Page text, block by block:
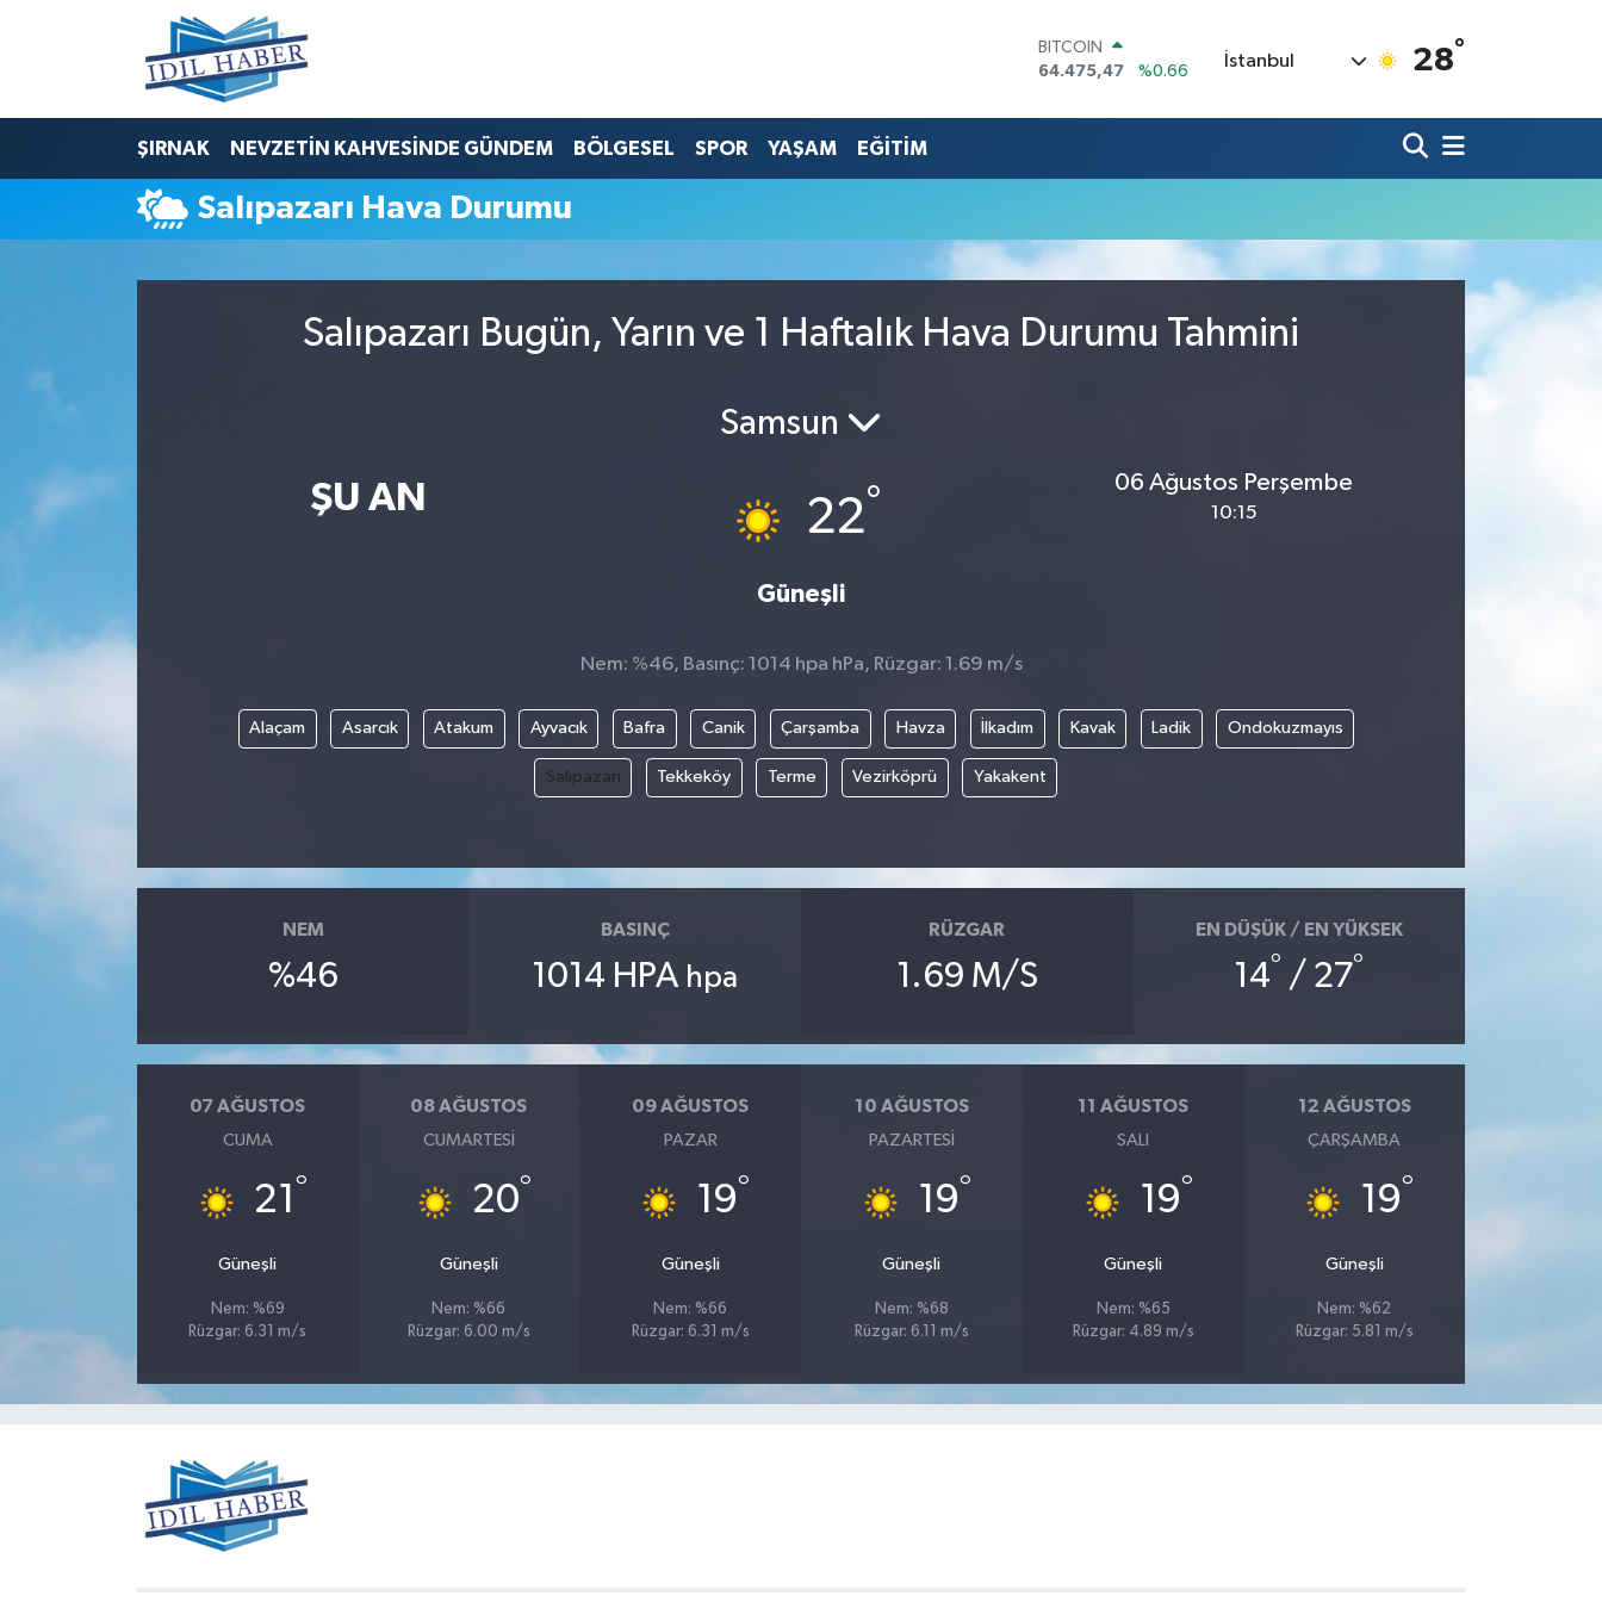
BITCOIN
64.475,47
%0.66
47,5971
%0.05
GRAM ALTIN
BİST100
İstanbul 28°
ŞIRNAK NEVZETİN KAHVESİNDE GÜNDEM BÖLGESEL SPOR YAŞAM EĞİTİM
Salıpazarı Hava Durumu
Salıpazarı Bugün, Yarın ve 1 Haftalık Hava Durumu Tahmini
ŞU AN
Samsun
22°
Güneşli
06 Ağustos Perşembe
10:15
Nem: %46, Basınç: 1014 hpa hPa, Rüzgar: 1.69 m/s
Alaçam Asarcık Atakum Ayvacık Bafra Canik Çarşamba Havza İlkadım Kavak Ladik Ondokuzmayıs
Salıpazarı Tekkeköy Terme Vezirköprü Yakakent
NEM
%46
BASINÇ
1014 HPA hpa
RÜZGAR
1.69 M/S
EN DÜŞÜK / EN YÜKSEK
14° / 27°
07 AĞUSTOS
CUMA
21 °
Güneşli
Nem: %69
Rüzgar: 6.31 m/s
08 AĞUSTOS
CUMARTESI
20°
Güneşli
Nem: %66
Rüzgar: 6.00 m/s
09 AĞUSTOS
PAZAR
19°
Güneşli
Nem: %66
Rüzgar: 6.31 m/s
10 AĞUSTOS
PAZARTESI
19°
Güneşli
Nem: %68
Rüzgar: 6.11 m/s
11 AĞUSTOS
SALI
19°
Güneşli
Nem: %65
Rüzgar: 4.89 m/s
12 AĞUSTOS
ÇARŞAMBA
19°
Güneşli
Nem: %62
Rüzgar: 5.81 m/s
Nöbetçi Eczaneler
Hava Durumu
Trafik Durumu